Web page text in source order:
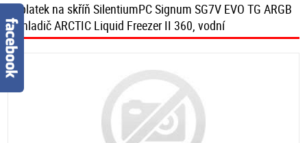
příplatek na skříň SilentiumPC Signum SG7V EVO TG ARGB
+ chladič ARCTIC Liquid Freezer II 360, vodní